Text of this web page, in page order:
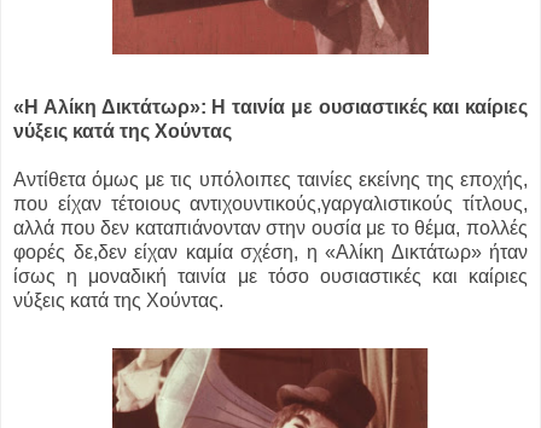
«Η Αλίκη Δικτάτωρ»: Η ταινία με ουσιαστικές και καίριες
νύξεις κατά της Χούντας
Αντίθετα όμως με τις υπόλοιπες ταινίες εκείνης της εποχής,
που είχαν τέτοιους αντιχουντικούς,γαργαλιστικούς τίτλους,
αλλά που δεν καταπιάνονταν στην ουσία με το θέμα, πολλές
φορές δε,δεν είχαν καμία σχέση, η «Αλίκη Δικτάτωρ» ήταν
ίσως η μοναδική ταινία με τόσο ουσιαστικές και καίριες
νύξεις κατά της Χούντας.